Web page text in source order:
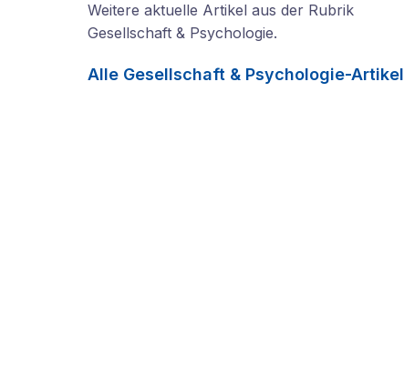
Weitere aktuelle Artikel aus der Rubrik
Gesellschaft & Psychologie.
Alle Gesellschaft & Psychologie-Artikel